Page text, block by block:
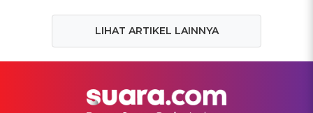
LIHAT ARTIKEL LAINNYA